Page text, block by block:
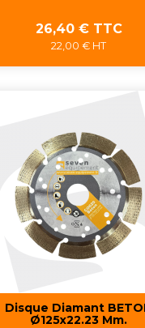
Prix
26,40 € TTC
22,00 € HT
Disque Diamant
Ø125x22.23 Mm.